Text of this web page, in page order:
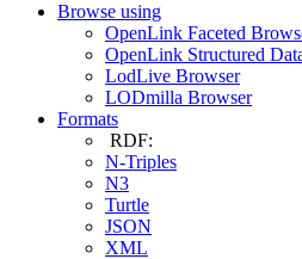
Browse using
OpenLink Faceted
OpenLink Structured
LodLive Browser
LODmilla Browser
Formats
RDF:
N-Triples
N3
Turtle
JSON
XML